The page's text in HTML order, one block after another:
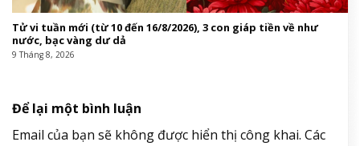
Tử vi tuần mới (từ 10 đến 16/8/2026), 3 con giáp tiền về như
nước, bạc vàng dư dả
9 Tháng 8, 2026
Để lại một bình luận
Email của bạn sẽ không được hiển thị công khai. Các